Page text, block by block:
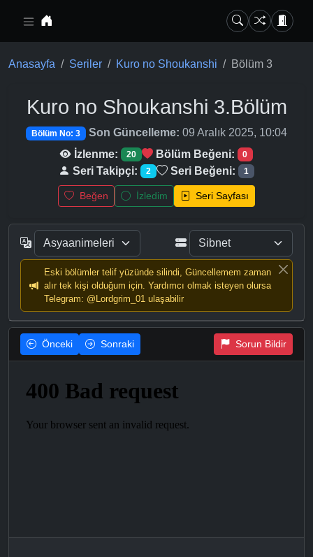
Anasayfa Seriler Kuro no Shoukanshi Bölüm 3
Kuro no Shoukanshi 3.Bölüm
Bölüm No: 3 Son Güncelleme: 09 Aralık 2025, 10:04
İzlenme:
20 Bölüm Beğeni: 0
Seri Takipçi: 2 Seri Beğeni: 1
Beğen İzledim Seri Sayfası
Eski bölümler telif yüzünde silindi, Güncellemem zaman
alır tek kişi olduğum için. Yardımcı olmak isteyen olursa
Telegram: @Lordgrim_01 ulaşabilir
Önceki Sonraki Sorun Bildir